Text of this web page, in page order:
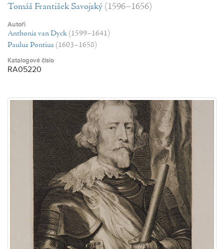
Tomáš František Savojský (1596–1656)
Autoři
Anthonis van Dyck (1599–1641)
Paulus Pontius (1603–1658)
Katalogové číslo
RA05220